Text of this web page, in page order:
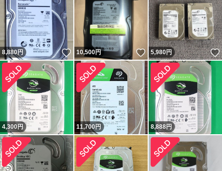
8,880円 いいね！
10,500円 いいね！
5,980円
4,300円 11,700円 8,888円